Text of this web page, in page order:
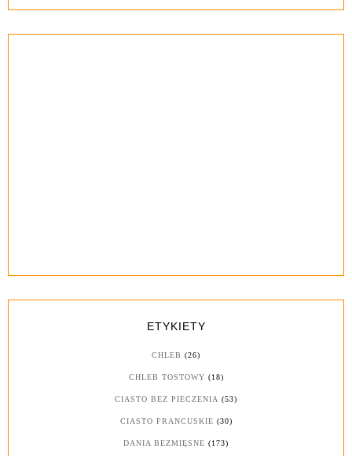
ETYKIETY
CHLEB (26)
CHLEB TOSTOWY (18)
CIASTO BEZ PIECZENIA (53)
CIASTO FRANCUSKIE (30)
DANIA BEZMIĘSNE (173)